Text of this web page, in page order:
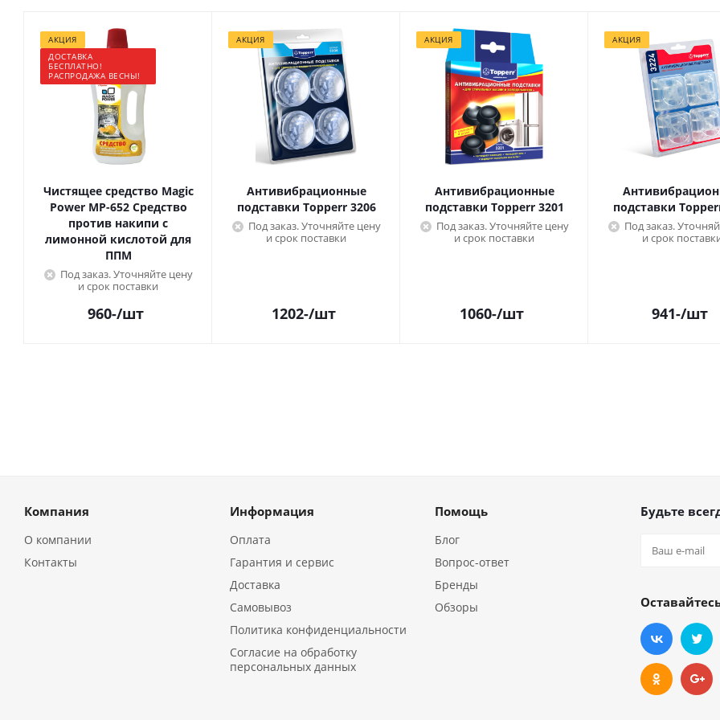
АКЦИЯ
ДОСТАВКА
БЕСПЛАТНО!
РАСПРОДАЖА ВЕСНЫ!
Чистящее средство Magic
Power МР-652 Средство
против накипи с
лимонной кислотой для
ППМ
Под заказ. Уточняйте цену
и срок поставки
960-/шт
АКЦИЯ
Антивибрационные
подставки Topperr 3206
Под заказ. Уточняйте цену
и срок поставки
1202-/шт
АКЦИЯ
Антивибрационные
подставки Topperr 3201
Под заказ. Уточняйте цену
и срок поставки
1060-/шт
АКЦИЯ
подставки
Под заказ.
и срок
941-/шт
Компания
О компании
Контакты
Информация
Оплата
Гарантия и сервис
Доставка
Самовывоз
Политика конфиденциальности
Согласие на обработку
персональных данных
Помощь
Блог
Вопрос-ответ
Бренды
Обзоры
Будьте